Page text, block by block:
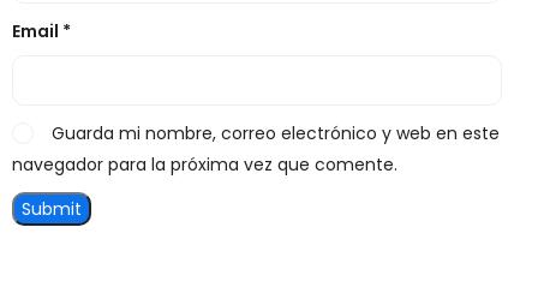
Email *
Guarda mi nombre, correo electrónico y web en este
navegador para la próxima vez que comente.